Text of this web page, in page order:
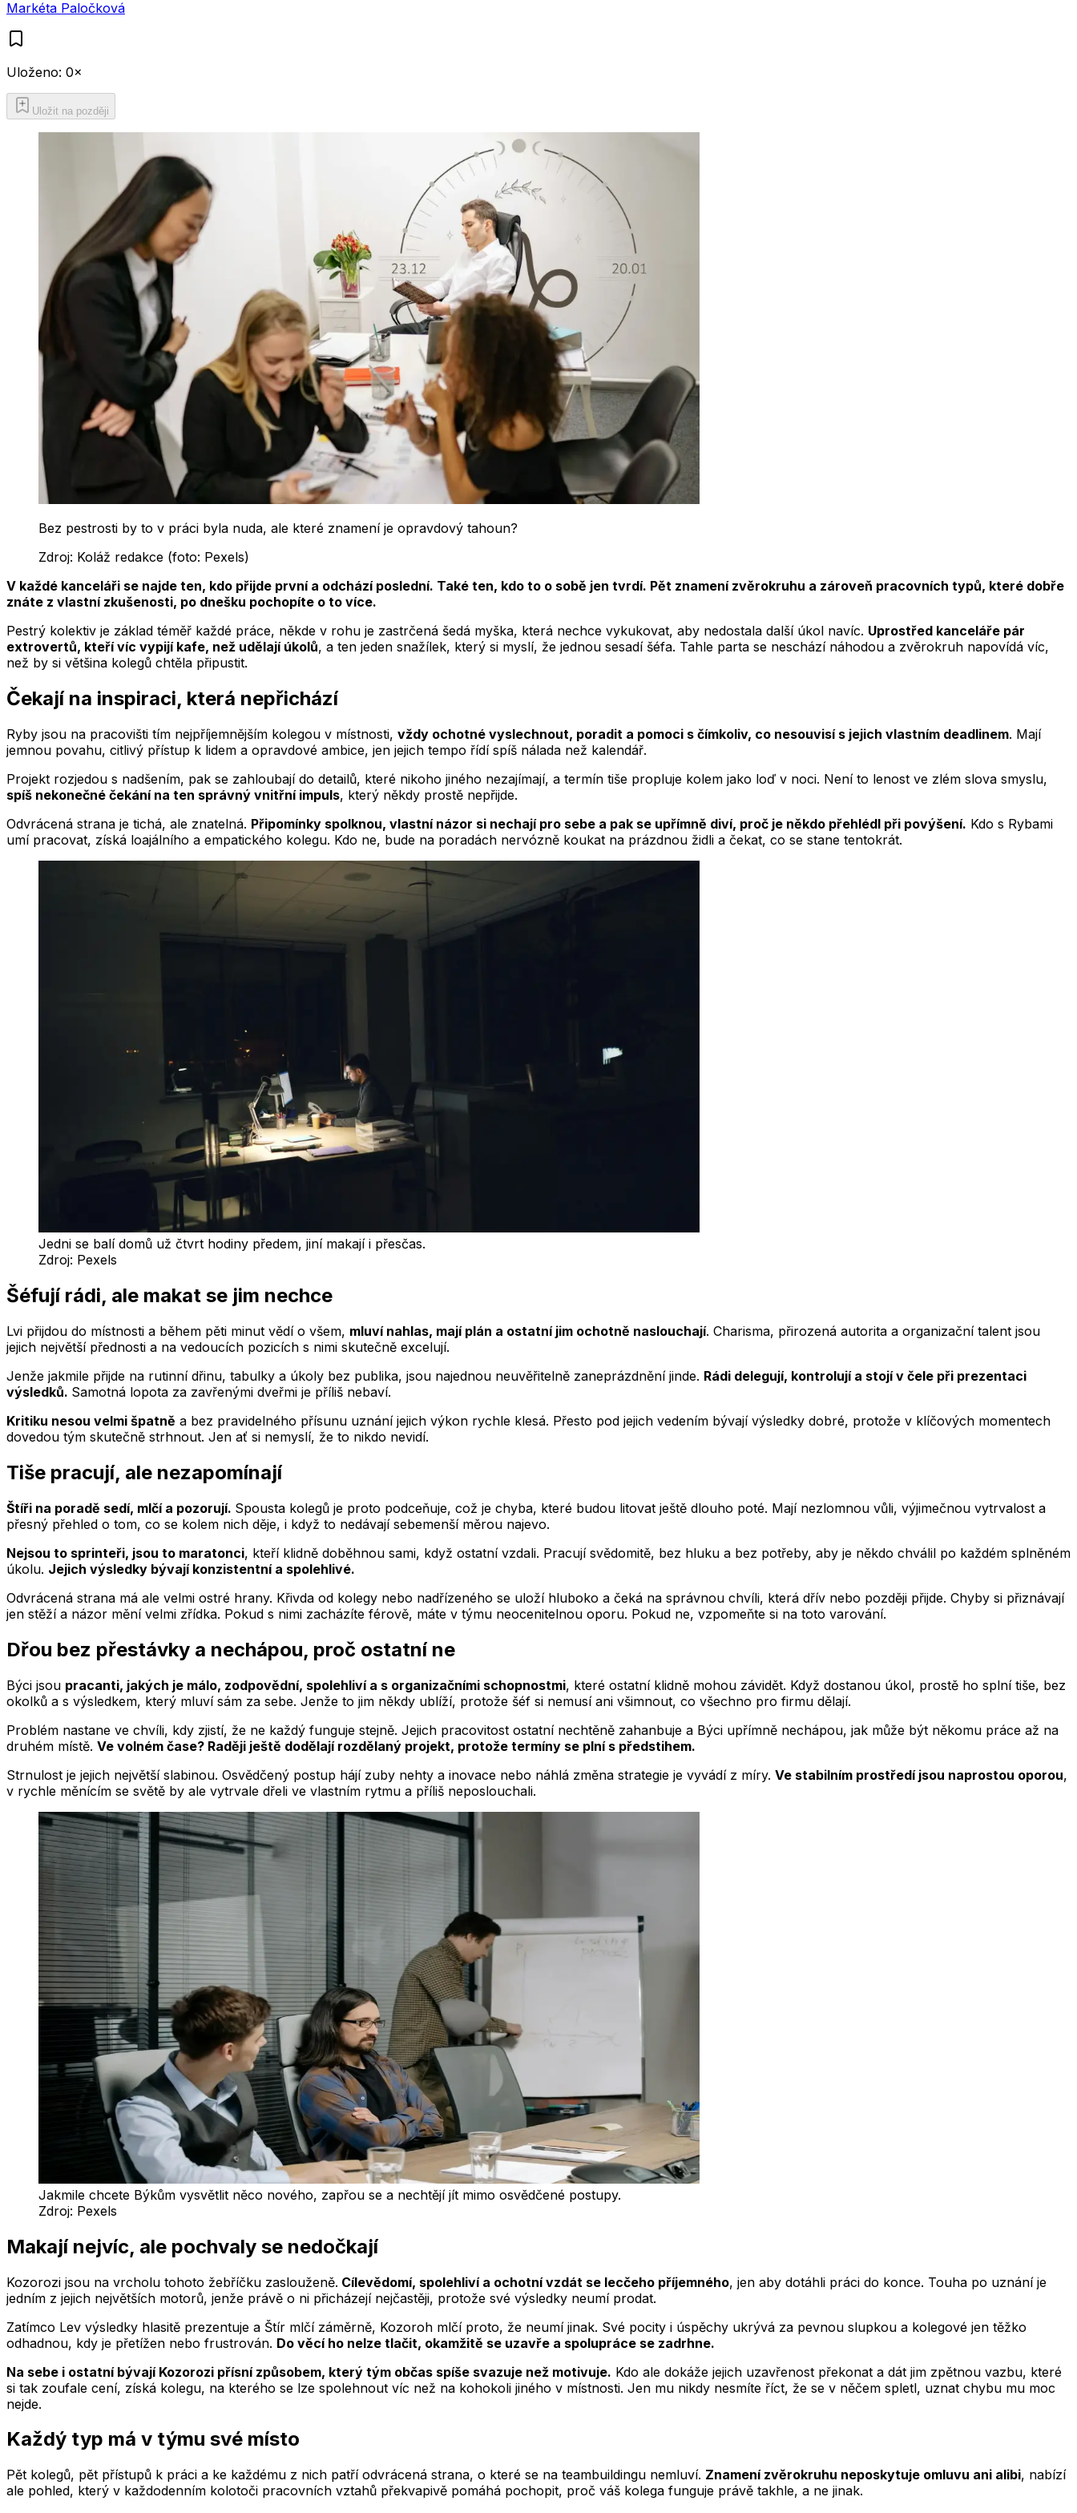
Markéta Paločková
Uloženo: 0×
Uložit na později
Bez pestrosti by to v práci byla nuda, ale které znamení je opravdový tahoun?
Zdroj: Koláž redakce (foto: Pexels)
V každé kanceláři se najde ten, kdo přijde první a odchází poslední. Také ten, kdo to o sobě jen tvrdí. Pět znamení zvěrokruhu a zároveň pracovních typů, které dobře
znáte z vlastní zkušenosti, po dnešku pochopíte o to více.
Pestrý kolektiv je základ téměř každé práce, někde v rohu je zastrčená šedá myška, která nechce vykukovat, aby nedostala další úkol navíc. Uprostřed kanceláře pár
extrovertů, kteří víc vypijí kafe, než udělají úkolů, a ten jeden snažílek, který si myslí, že jednou sesadí šéfa. Tahle parta se neschází náhodou a zvěrokruh napovídá víc,
než by si většina kolegů chtěla připustit.
Čekají na inspiraci, která nepřichází
Ryby jsou na pracovišti tím nejpříjemnějším kolegou v místnosti, vždy ochotné vyslechnout, poradit a pomoci s čímkoliv, co nesouvisí s jejich vlastním deadlinem. Mají
jemnou povahu, citlivý přístup k lidem a opravdové ambice, jen jejich tempo řídí spíš nálada než kalendář.
Projekt rozjedou s nadšením, pak se zahloubají do detailů, které nikoho jiného nezajímají, a termín tiše propluje kolem jako loď v noci. Není to lenost ve zlém slova smyslu,
spíš nekonečné čekání na ten správný vnitřní impuls, který někdy prostě nepřijde.
Odvrácená strana je tichá, ale znatelná. Připomínky spolknou, vlastní názor si nechají pro sebe a pak se upřímně diví, proč je někdo přehlédl při povýšení. Kdo s Rybami
umí pracovat, získá loajálního a empatického kolegu. Kdo ne, bude na poradách nervózně koukat na prázdnou židli a čekat, co se stane tentokrát.
Jedni se balí domů už čtvrt hodiny předem, jiní makají i přesčas.
Zdroj: Pexels
Šéfují rádi, ale makat se jim nechce
Lvi přijdou do místnosti a během pěti minut vědí o všem, mluví nahlas, mají plán a ostatní jim ochotně naslouchají. Charisma, přirozená autorita a organizační talent jsou
jejich největší přednosti a na vedoucích pozicích s nimi skutečně excelují.
Jenže jakmile přijde na rutinní dřinu, tabulky a úkoly bez publika, jsou najednou neuvěřitelně zaneprázdnění jinde. Rádi delegují, kontrolují a stojí v čele při prezentaci
výsledků. Samotná lopota za zavřenými dveřmi je příliš nebaví.
Kritiku nesou velmi špatně a bez pravidelného přísunu uznání jejich výkon rychle klesá. Přesto pod jejich vedením bývají výsledky dobré, protože v klíčových momentech
dovedou tým skutečně strhnout. Jen ať si nemyslí, že to nikdo nevidí.
Tiše pracují, ale nezapomínají
Štíři na poradě sedí, mlčí a pozorují. Spousta kolegů je proto podceňuje, což je chyba, které budou litovat ještě dlouho poté. Mají nezlomnou vůli, výjimečnou vytrvalost a
přesný přehled o tom, co se kolem nich děje, i když to nedávají sebemenší měrou najevo.
Nejsou to sprinteři, jsou to maratonci, kteří klidně doběhnou sami, když ostatní vzdali. Pracují svědomitě, bez hluku a bez potřeby, aby je někdo chválil po každém splněném
úkolu. Jejich výsledky bývají konzistentní a spolehlivé.
Odvrácená strana má ale velmi ostré hrany. Křivda od kolegy nebo nadřízeného se uloží hluboko a čeká na správnou chvíli, která dřív nebo později přijde. Chyby si přiznávají
jen stěží a názor mění velmi zřídka. Pokud s nimi zacházíte férově, máte v týmu neocenitelnou oporu. Pokud ne, vzpomeňte si na toto varování.
Dřou bez přestávky a nechápou, proč ostatní ne
Býci jsou pracanti, jakých je málo, zodpovědní, spolehliví a s organizačními schopnostmi, které ostatní klidně mohou závidět. Když dostanou úkol, prostě ho splní tiše, bez
okolků a s výsledkem, který mluví sám za sebe. Jenže to jim někdy ublíží, protože šéf si nemusí ani všimnout, co všechno pro firmu dělají.
Problém nastane ve chvíli, kdy zjistí, že ne každý funguje stejně. Jejich pracovitost ostatní nechtěně zahanbuje a Býci upřímně nechápou, jak může být někomu práce až na
druhém místě. Ve volném čase? Raději ještě dodělají rozdělaný projekt, protože termíny se plní s předstihem.
Strnulost je jejich největší slabinou. Osvědčený postup hájí zuby nehty a inovace nebo náhlá změna strategie je vyvádí z míry. Ve stabilním prostředí jsou naprostou oporou,
v rychle měnícím se světě by ale vytrvale dřeli ve vlastním rytmu a příliš neposlouchali.
Jakmile chcete Býkům vysvětlit něco nového, zapřou se a nechtějí jít mimo osvědčené postupy.
Zdroj: Pexels
Makají nejvíc, ale pochvaly se nedočkají
Kozorozi jsou na vrcholu tohoto žebříčku zaslouženě. Cílevědomí, spolehliví a ochotní vzdát se lecčeho příjemného, jen aby dotáhli práci do konce. Touha po uznání je
jedním z jejich největších motorů, jenže právě o ni přicházejí nejčastěji, protože své výsledky neumí prodat.
Zatímco Lev výsledky hlasitě prezentuje a Štír mlčí záměrně, Kozoroh mlčí proto, že neumí jinak. Své pocity i úspěchy ukrývá za pevnou slupkou a kolegové jen těžko
odhadnou, kdy je přetížen nebo frustrován. Do věcí ho nelze tlačit, okamžitě se uzavře a spolupráce se zadrhne.
Na sebe i ostatní bývají Kozorozi přísní způsobem, který tým občas spíše svazuje než motivuje. Kdo ale dokáže jejich uzavřenost překonat a dát jim zpětnou vazbu, které
si tak zoufale cení, získá kolegu, na kterého se lze spolehnout víc než na kohokoli jiného v místnosti. Jen mu nikdy nesmíte říct, že se v něčem spletl, uznat chybu mu moc
nejde.
Každý typ má v týmu své místo
Pět kolegů, pět přístupů k práci a ke každému z nich patří odvrácená strana, o které se na teambuildingu nemluví. Znamení zvěrokruhu neposkytuje omluvu ani alibi, nabízí
ale pohled, který v každodenním kolotoči pracovních vztahů překvapivě pomáhá pochopit, proč váš kolega funguje právě takhle, a ne jinak.